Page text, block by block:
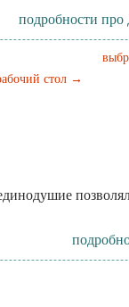
подробности
стол →